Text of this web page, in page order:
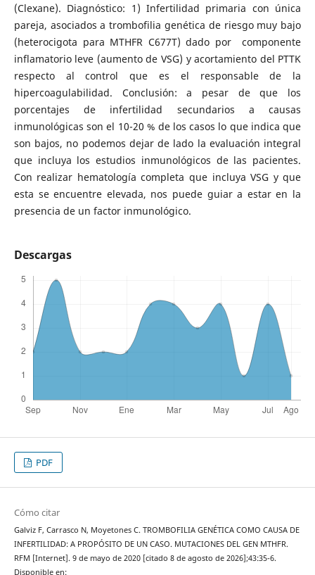
(Clexane). Diagnóstico: 1) Infertilidad primaria con única
pareja, asociados a trombofilia genética de riesgo muy bajo
(heterocigota para MTHFR C677T) dado por componente
inflamatorio leve (aumento de VSG) y acortamiento del PTTK
respecto al control que es el responsable de la
hipercoagulabilidad. Conclusión: a pesar de que los
porcentajes de infertilidad secundarios a causas
inmunológicas son el 10-20 % de los casos lo que indica que
son bajos, no podemos dejar de lado la evaluación integral
que incluya los estudios inmunológicos de las pacientes.
Con realizar hematología completa que incluya VSG y que
esta se encuentre elevada, nos puede guiar a estar en la
presencia de un factor inmunológico.
Descargas
PDF
Cómo citar
Galviz F, Carrasco N, Moyetones C. TROMBOFILIA GENÉTICA COMO CAUSA DE
INFERTILIDAD: A PROPÓSITO DE UN CASO. MUTACIONES DEL GEN MTHFR.
RFM [Internet]. 9 de mayo de 2020 [citado 8 de agosto de 2026];43:35-6.
Disponible en: